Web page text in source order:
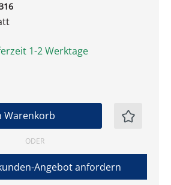
1-2 Werktage
Gib den
Warenkorb
ODER
Angebot anfordern